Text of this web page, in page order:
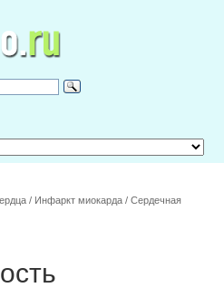
/ Инфаркт миокарда / Сердечная